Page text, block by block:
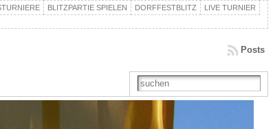
BLITZPARTIE SPIELEN DORFFESTBLITZ
LIVE TURNIER
Posts